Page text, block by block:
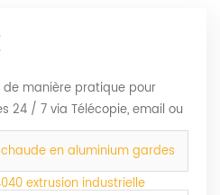
manière pratique pour
24 / 7 via Télécopie, email ou
en aluminium gardes
extrusion industrielle